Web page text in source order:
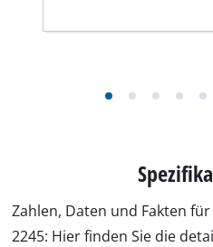
Zahlen, Daten und Fakten
2245: Hier finden Sie die